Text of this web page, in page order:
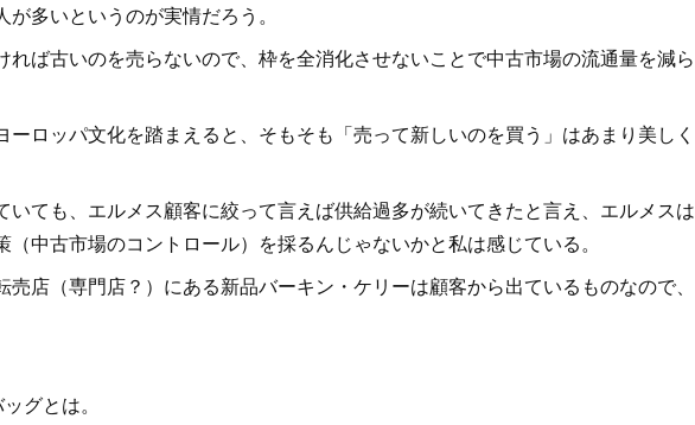
多いというのが実情だろう。
ば古いのを売らないので、枠を全消化させないことで中古市場の流通量を減ら
ロッパ文化を踏まえると、そもそも「売って新しいのを買う」はあまり美しく
ても、エルメス顧客に絞って言えば供給過多が続いてきたと言え、エルメスは
（中古市場のコントロール）を採るんじゃないかと私は感じている。
売店（専門店？）にある新品バーキン・ケリーは顧客から出ているものなので、
グとは。